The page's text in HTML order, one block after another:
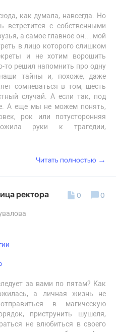
как думала, навсегда. Но
встретится с собственными
а самое главное он… мой
в лицо которого слишком
и не хотим ворошить
решил напомнить про одну
тайны и, похоже, даже
сомневаться в том, шесть
случай. А если так, под
А еще мы не можем понять,
рок или потусторонняя
руки к трагедии,
Читать полностью →
ректора
за вами по пятам? Как
а личная жизнь не
в магическую
приструнить шушеля,
не влюбиться в своего
0 0